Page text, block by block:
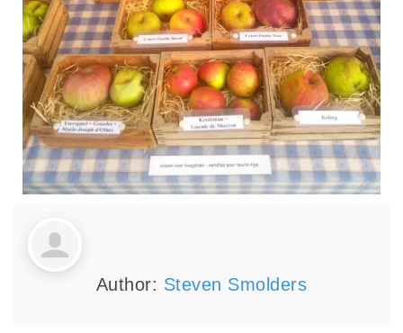
Author: Steven Smolders